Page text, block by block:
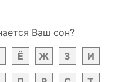
Ваш сон?
Ё Ж З И